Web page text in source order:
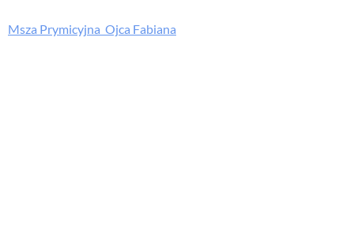
Msza Prymicyjna Ojca Fabiana